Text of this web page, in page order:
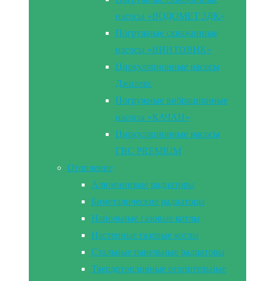
насосы «ВОДОМЕТ 3ДК»
Погружные скважинные
насосы «ВИНТОВИК»
Циркуляционные насосы
Джилекс
Погружные вибрационные
насосы «КАЧАН»
Циркуляционные насосы
ГВС PREMIUM
Отопление
Алюминивые радиаторы
Биметалические радиаторы
Напольные газовые котлы
Настенные газовые котлы
Стальные панельные радиаторы
Твердотопливные отопительные